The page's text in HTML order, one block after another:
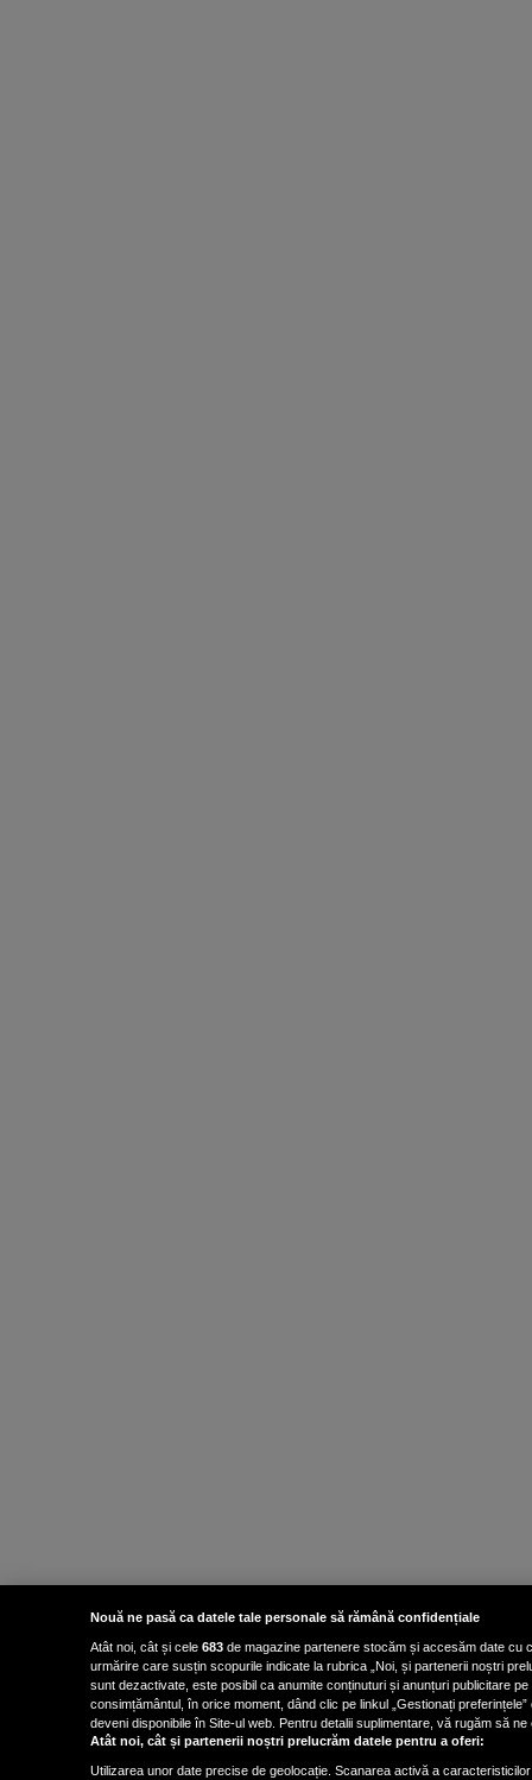
Nouă ne pasă ca datele tale personale să rămână confidențiale
Atât noi, cât și cele 683 de magazine partenere stocăm și accesăm date cu
urmărire care susțin scopurile indicate la rubrica „Noi, și partenerii noștri
sunt dezactivate, este posibil ca anumite conținuturi și anunțuri publicitare
consimțământul, în orice moment, dând clic pe linkul „Gestionați
deveni disponibile în Site-ul web. Pentru detalii suplimentare, vă rugăm să
Atât noi, cât și partenerii noștri prelucrăm datele pentru a oferi:
Utilizarea unor date precise de geolocație. Scanarea activă a